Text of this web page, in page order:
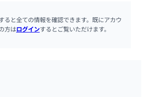
ると全ての情報を確認できます。既にアカウ
方はログインするとご覧いただけます。